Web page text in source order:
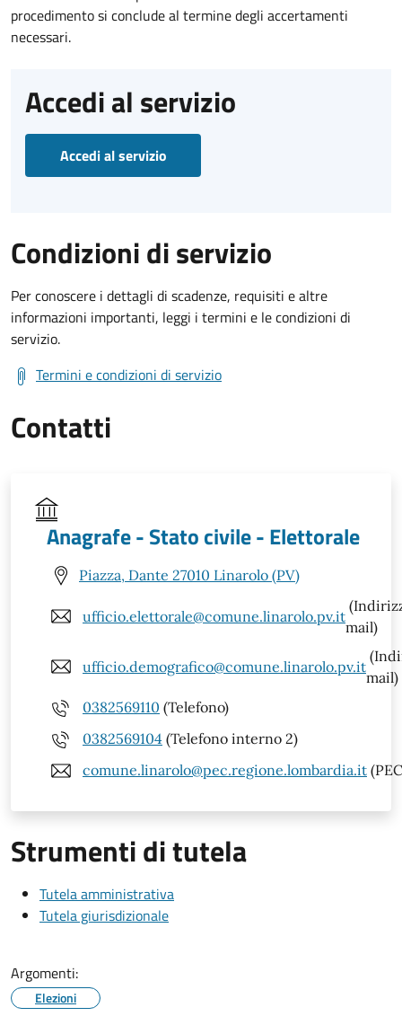
procedimento si conclude al termine degli accertamenti
necessari.
Accedi al servizio
Accedi al servizio
Condizioni di servizio
Per conoscere i dettagli di scadenze, requisiti e altre
informazioni importanti, leggi i termini e le condizioni di
servizio.
Termini e condizioni di servizio
Contatti
Anagrafe - Stato civile - Elettorale
Piazza, Dante 27010 Linarolo (PV)
ufficio.elettorale@comune.linarolo.pv.it
mail)
ufficio.demografico@comune.linarolo.pv.it
mail)
0382569110 (Telefono)
0382569104 (Telefono interno 2)
comune.linarolo@pec.regione.lombardia.it
Strumenti di tutela
Tutela amministrativa
Tutela giurisdizionale
Argomenti:
Elezioni